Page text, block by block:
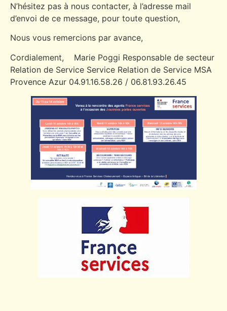
N’hésitez pas à nous contacter, à l’adresse mail
d’envoi de ce message, pour toute question,
Nous vous remercions par avance,
Cordialement, Marie Poggi Responsable de secteur
Relation de Service Service Relation de Service MSA
Provence Azur 04.91.16.58.26 / 06.81.93.26.45